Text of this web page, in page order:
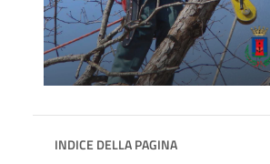
INDICE DELLA PAGINA